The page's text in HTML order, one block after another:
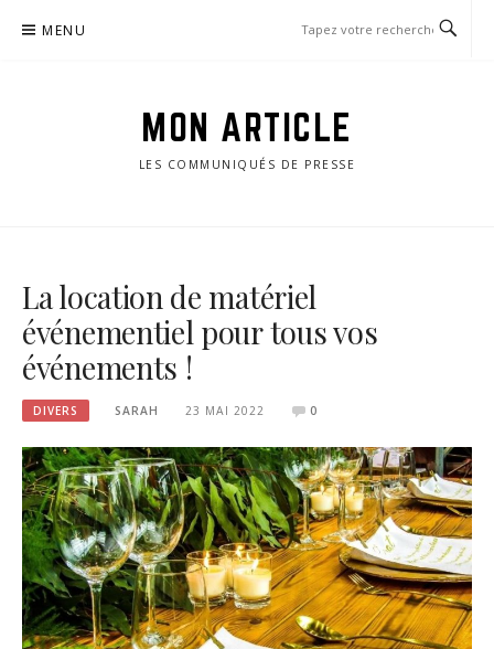
MENU
MON ARTICLE
LES COMMUNIQUÉS DE PRESSE
La location de matériel
événementiel pour tous vos
événements !
DIVERS SARAH 23 MAI 2022 0